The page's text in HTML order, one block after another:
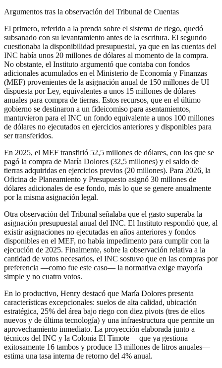
Argumentos tras la observación del Tribunal de Cuentas
El primero, referido a la prenda sobre el sistema de riego, quedó
subsanado con su levantamiento antes de la escritura. El segundo
cuestionaba la disponibilidad presupuestal, ya que en las cuentas del
INC había unos 20 millones de dólares al momento de la compra.
No obstante, el Instituto argumentó que contaba con fondos
adicionales acumulados en el Ministerio de Economía y Finanzas
(MEF) provenientes de la asignación anual de 150 millones de UI
dispuesta por Ley, equivalentes a unos 15 millones de dólares
anuales para compra de tierras. Estos recursos, que en el último
gobierno se destinaron a un fideicomiso para asentamientos,
mantuvieron para el INC un fondo equivalente a unos 100 millones
de dólares no ejecutados en ejercicios anteriores y disponibles para
ser transferidos.
En 2025, el MEF transfirió 52,5 millones de dólares, con los que se
pagó la compra de María Dolores (32,5 millones) y el saldo de
tierras adquiridas en ejercicios previos (20 millones). Para 2026, la
Oficina de Planeamiento y Presupuesto asignó 30 millones de
dólares adicionales de ese fondo, más lo que se genere anualmente
por la misma asignación legal.
Otra observación del Tribunal señalaba que el gasto superaba la
asignación presupuestal anual del INC. El Instituto respondió que, al
existir asignaciones no ejecutadas en años anteriores y fondos
disponibles en el MEF, no había impedimento para cumplir con la
ejecución de 2025. Finalmente, sobre la observación relativa a la
cantidad de votos necesarios, el INC sostuvo que en las compras por
preferencia —como fue este caso— la normativa exige mayoría
simple y no cuatro votos.
En lo productivo, Henry destacó que María Dolores presenta
características excepcionales: suelos de alta calidad, ubicación
estratégica, 25% del área bajo riego con diez pivots (tres de ellos
nuevos y de última tecnología) y una infraestructura que permite un
aprovechamiento inmediato. La proyección elaborada junto a
técnicos del INC y la Colonia El Timote —que ya gestiona
exitosamente 16 tambos y produce 13 millones de litros anuales—
estima una tasa interna de retorno del 4% anual.